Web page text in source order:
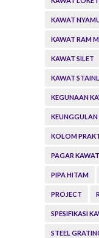
KAWAT
KAWAT RAM
KAWAT SILET
KAWAT
KEGUNAAN
KOLOM
PAGAR
PIPA HITAM
PROJECT
SPESIFIKASI
STEEL